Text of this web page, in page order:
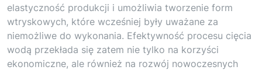
elastyczność produkcji i umożliwia tworzenie form
wtryskowych, które wcześniej były uważane za
niemożliwe do wykonania. Efektywność procesu cięcia
wodą przekłada się zatem nie tylko na korzyści
ekonomiczne, ale również na rozwój nowoczesnych